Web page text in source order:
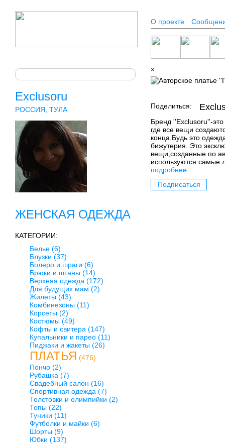
О проекте
Exclusoru
РОССИЯ, ТУЛА
ЖЕНСКАЯ ОДЕЖДА
КАТЕГОРИИ:
Белье (6)
Блузки (37)
Болеро и шраги (6)
Брюки и штаны (14)
Верхняя одежда (172)
Для будущих мам (2)
Жилеты (43)
Комбинезоны (11)
Корсеты (2)
Костюмы (49)
Кофты и свитера (147)
Купальники и парео (11)
Пиджаки и жакеты (26)
ПЛАТЬЯ (476)
Пончо (2)
Рубашка (7)
Свадебный салон (16)
Спортивная одежда (7)
Толстовки и олимпийки (2)
Топы (22)
Туники (11)
Футболки и майки (6)
Шорты (9)
Юбки (137)
×
Поделиться:
Бренд ''Exclusoru''-это
где все вещи
конца.Будь это
бижутерия. Это
вещи,созданные по
используются самые
подробнее
Подписаться